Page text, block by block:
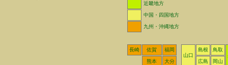
近畿地方
中国・四国地方
九州・沖縄地方
長崎 佐賀
福岡
山口
島根
鳥取
熊本
大分 広島 岡山